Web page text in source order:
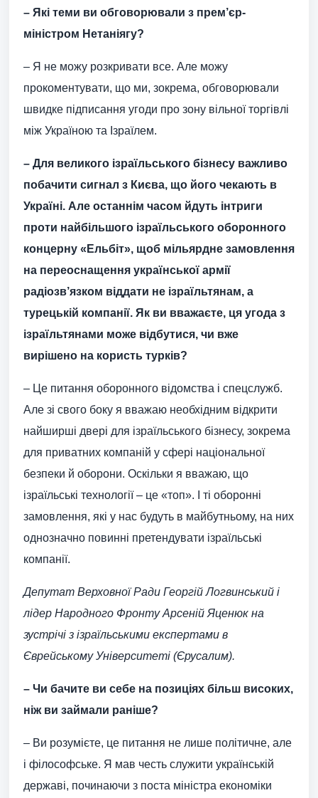
– Які теми ви обговорювали з прем’єр-
міністром Нетаніягу?
– Я не можу розкривати все. Але можу
прокоментувати, що ми, зокрема, обговорювали
швидке підписання угоди про зону вільної торгівлі
між Україною та Ізраїлем.
– Для великого ізраїльського бізнесу важливо
побачити сигнал з Києва, що його чекають в
Україні. Але останнім часом йдуть інтриги
проти найбільшого ізраїльського оборонного
концерну «Ельбіт», щоб мільярдне замовлення
на переоснащення української армії
радіозв’язком віддати не ізраїльтянам, а
турецькій компанії. Як ви вважаєте, ця угода з
ізраїльтянами може відбутися, чи вже
вирішено на користь турків?
– Це питання оборонного відомства і спецслужб.
Але зі свого боку я вважаю необхідним відкрити
найширші двері для ізраїльського бізнесу, зокрема
для приватних компаній у сфері національної
безпеки й оборони. Оскільки я вважаю, що
ізраїльські технології – це «топ». І ті оборонні
замовлення, які у нас будуть в майбутньому, на них
однозначно повинні претендувати ізраїльські
компанії.
Депутат Верховної Ради Георгій Логвинський і
лідер Народного Фронту Арсеній Яценюк на
зустрічі з ізраїльськими експертами в
Єврейському Університеті (Єрусалим).
– Чи бачите ви себе на позиціях більш високих,
ніж ви займали раніше?
– Ви розумієте, це питання не лише політичне, але
і філософське. Я мав честь служити українській
державі, починаючи з поста міністра економіки